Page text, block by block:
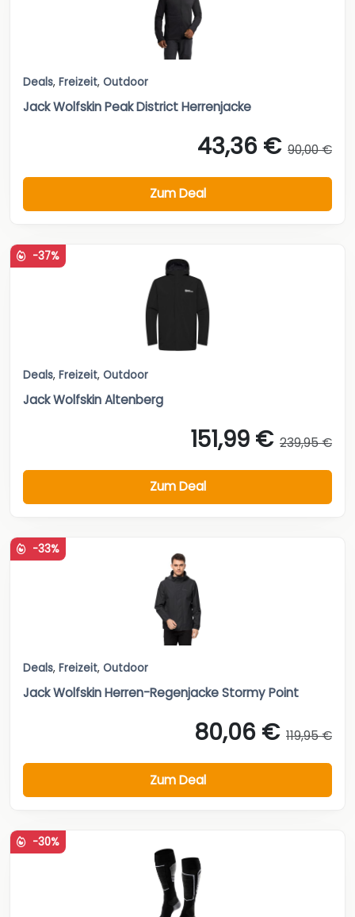
Deals, Freizeit, Outdoor
Jack Wolfskin Peak District Herrenjacke
43,36 € 90,00 €
Zum Deal
-37%
Deals, Freizeit, Outdoor
Jack Wolfskin Altenberg
151,99 € 239,95 €
Zum Deal
-33%
Deals, Freizeit, Outdoor
Jack Wolfskin Herren-Regenjacke Stormy Point
80,06 € 119,95 €
Zum Deal
-30%